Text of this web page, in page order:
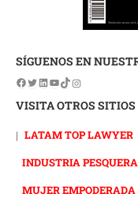
SÍGUENOS EN
VISITA OTROS SITIOS
| LATAM TOP LAWYER
INDUSTRIA PESQUERA
MUJER EMPODERADA